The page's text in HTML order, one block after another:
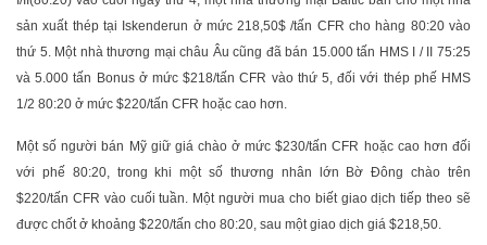
sản xuất thép tại Iskenderun ở mức 218,50$ /tấn CFR cho hàng 80:20 vào
thứ 5. Một nhà thương mại châu Âu cũng đã bán 15.000 tấn HMS I / II 75:25
và 5.000 tấn Bonus ở mức $218/tấn CFR vào thứ 5, đối với thép phế HMS
1/2 80:20 ở mức $220/tấn CFR hoặc cao hơn.
Một số người bán Mỹ giữ giá chào ở mức $230/tấn CFR hoặc cao hơn đối
với phế 80:20, trong khi một số thương nhân lớn Bờ Đông chào trên
$220/tấn CFR vào cuối tuần. Một người mua cho biết giao dịch tiếp theo sẽ
được chốt ở khoảng $220/tấn cho 80:20, sau một giao dịch giá $218,50.